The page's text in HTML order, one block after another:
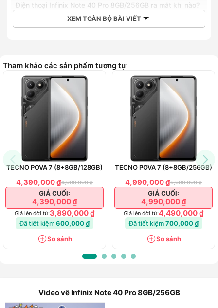
Điện thoại Infinix Note 40 Pro 8GB/256GB ra mắt khi nào?
Giá bán của điện thoại Infinix Note 40 Pro 8GB/256GB
Về cấu hình chip
Về thời lượng pin
Về camera
Về mức giá
So sánh điện thoại Infinix Note 40 Pro 8GB/256GB và
Infinix Hot 40 Pro (8+8GB/256GB)
Về thiết kế và màn hình
Về cấu hình chip
Về thời lượng pin
Về camera
Về mức giá
Mua điện thoại thông minh Infinix Note 40 Pro 8GB/256GB
giá tốt tại Hoàng Hà Mobile
XEM TOÀN BỘ BÀI VIẾT
Tham khảo các sản phẩm tương tự
TECNO POVA 7 (8+8GB/128GB)
4,390,000 ₫4,990,000 ₫
GIÁ CUỐI:
4,390,000 ₫
Giá lên đời từ:3,890,000 ₫
Đã tiết kiệm600,000 ₫
So sánh
TECNO POVA 7 (8+8GB/256GB)
4,990,000 ₫5,690,000 ₫
GIÁ CUỐI:
4,990,000 ₫
Giá lên đời từ:4,490,000 ₫
Đã tiết kiệm700,000 ₫
So sánh
Video về Infinix Note 40 Pro 8GB/256GB